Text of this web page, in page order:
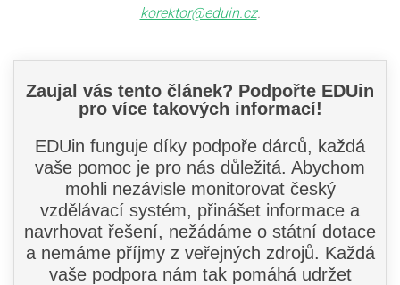
korektor@eduin.cz.